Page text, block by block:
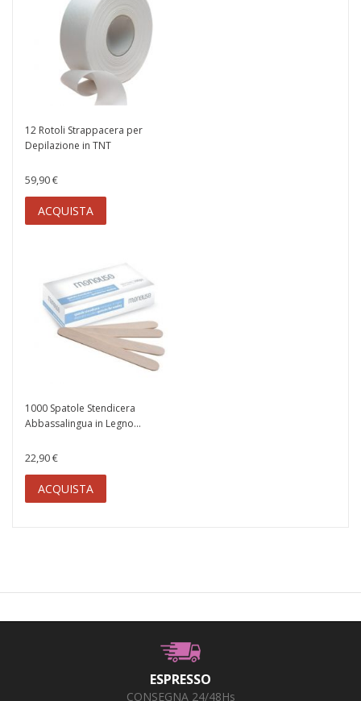
12 Rotoli Strappacera per
Depilazione in TNT
59,90 €
ACQUISTA
1000 Spatole Stendicera
Abbassalingua in Legno...
22,90 €
ACQUISTA
ESPRESSO
CONSEGNA 24/48Hs